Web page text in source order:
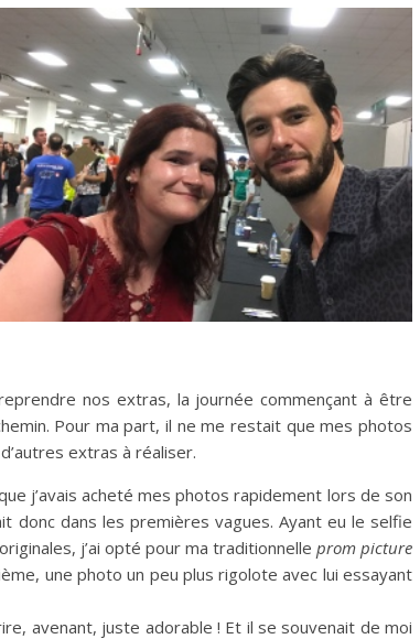
nos extras, la journée commençant à être
Pour ma part, il ne me restait que mes photos
extras à réaliser.
j’avais acheté mes photos rapidement lors de son
donc dans les premières vagues. Ayant eu le selfie
j’ai opté pour ma traditionnelle prom picture
une photo un peu plus rigolote avec lui essayant
avenant, juste adorable ! Et il se souvenait de moi